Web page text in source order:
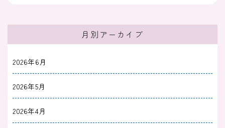
パニック障害の治療薬【抗うつ薬（SSRI）と
抗不安薬】を飲みたくない
パニック障害の人に言ってはいけない言葉と
は？対処法まで解説
月別アーカイブ
2026年6月
2026年5月
2026年4月